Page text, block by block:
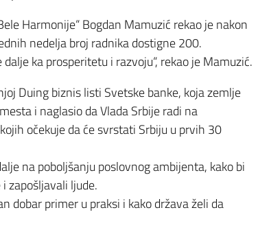
Harmonije“ Bogdan Mamuzić rekao je nakon
nedelja broj radnika dostigne 200.
ka prosperitetu i razvoju“, rekao je Mamuzić.
Duing biznis listi Svetske banke, koja zemlje
i naglasio da Vlada Srbije radi na
očekuje da će svrstati Srbiju u prvih 30
na poboljšanju poslovnog ambijenta, kako bi
zapošljavali ljude.
dobar primer u praksi i kako država želi da